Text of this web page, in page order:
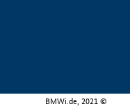
BMWi.de, 2021 ©